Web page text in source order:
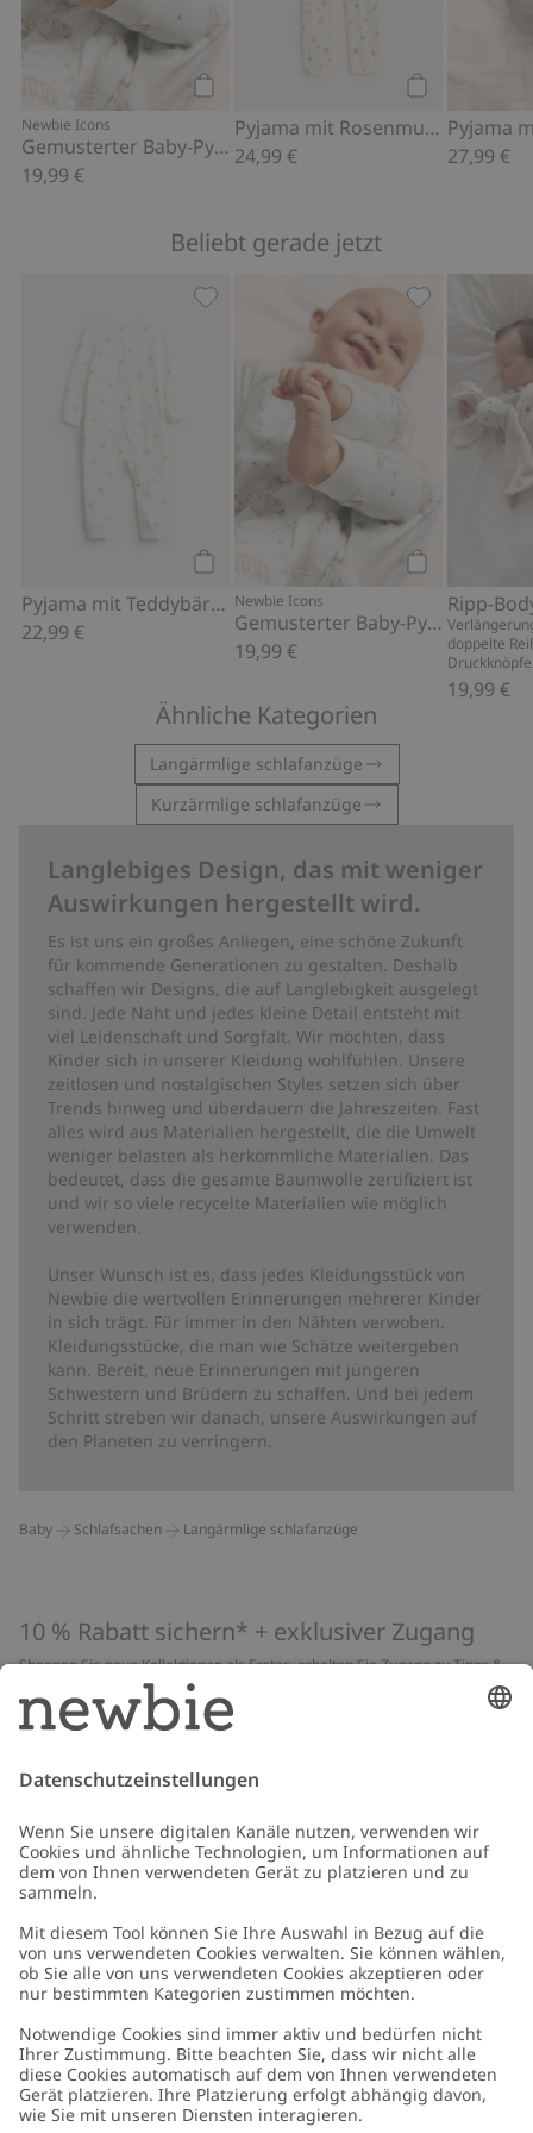
Newbie Icons
Gemusterter Baby-Pyjama
19,99 €
Pyjama mit Rosenmuster
24,99 €
Pyjama
27,99 €
Beliebt gerade jetzt
Pyjama mit Teddybären
22,99 €
Pyjama mit Teddybären, Zu
Kaufen
Newbie Icons
Gemusterter Baby-Pyjama
19,99 €
Gemusterter
doppelte
19,99 €
Ähnliche Kategorien
Langärmlige schlafanzüge
Kurzärmlige schlafanzüge
Langlebiges Design, das mit weniger
Auswirkungen hergestellt wird.
Es ist uns ein großes Anliegen, eine schöne Zukunft
für kommende Generationen zu gestalten. Deshalb
schaffen wir Designs, die auf Langlebigkeit ausgelegt
sind. Jede Naht und jedes kleine Detail entsteht mit
viel Leidenschaft und Sorgfalt. Wir möchten, dass
Kinder sich in unserer Kleidung wohlfühlen. Unsere
zeitlosen und nostalgischen Styles setzen sich über
Trends hinweg und überdauern die Jahreszeiten. Fast
alles wird aus Materialien hergestellt, die die Umwelt
weniger belasten als herkömmliche Materialien. Das
bedeutet, dass die gesamte Baumwolle zertifiziert ist
und wir so viele recycelte Materialien wie möglich
verwenden.
Unser Wunsch ist es, dass jedes Kleidungsstück von
Newbie die wertvollen Erinnerungen mehrerer Kinder
in sich trägt. Für immer in den Nähten verwoben.
Kleidungsstücke, die man wie Schätze weitergeben
kann. Bereit, neue Erinnerungen mit jüngeren
Schwestern und Brüdern zu schaffen. Und bei jedem
Schritt streben wir danach, unsere Auswirkungen auf
den Planeten zu verringern.
Baby Schlafsachen Langärmlige schlafanzüge
10 % Rabatt sichern* + exklusiver Zugang
Shoppen Sie neue Kollektionen als Erstes, erhalten Sie Zugang zu Tipps &
Guides und profitieren Sie von exklusiven Angeboten
*Gilt nur für deine erste Bestellung und ist nicht mit anderen Rabatten
oder Angeboten kombinierbar. Gilt nicht für limitierte Artikel. Lies unsere
Schicken
Kundenservice
Kontaktieren Sie uns
Über uns